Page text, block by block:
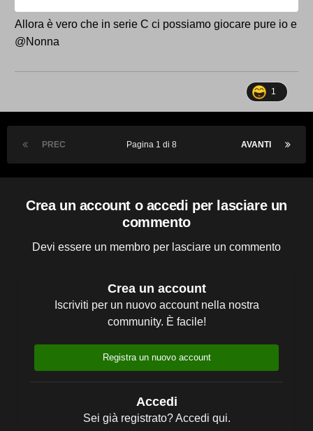
Allora è vero che in serie C ci possiamo giocare pure io e
@Nonna
1
PREC AVANTI
Pagina 1 di 8
Crea un account o accedi per lasciare un
commento
Devi essere un membro per lasciare un commento
Crea un account
Iscriviti per un nuovo account nella nostra
community. È facile!
Registra un nuovo account
Accedi
Sei già registrato? Accedi qui.